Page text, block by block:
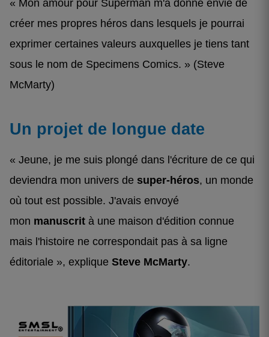
« Mon amour pour Superman m'a donné envie de
créer mes propres héros dans lesquels je pourrai
exprimer certaines valeurs auxquelles je tiens tant
sous le nom de Specimens Comics. » (Steve
McMarty)
Un projet de longue date
« Jeune, je me suis plongé dans l'écriture de ce qui
deviendra mon univers de super-héros, un monde
où tout est possible. J'avais envoyé
mon manuscrit à une maison d'édition connue
mais l'histoire ne correspondait pas à sa ligne
éditoriale », explique Steve McMarty.